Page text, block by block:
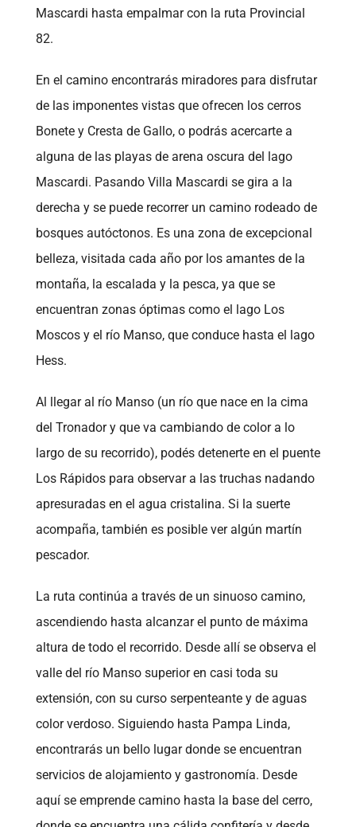
Mascardi hasta empalmar con la ruta Provincial
82.
En el camino encontrarás miradores para disfrutar
de las imponentes vistas que ofrecen los cerros
Bonete y Cresta de Gallo, o podrás acercarte a
alguna de las playas de arena oscura del lago
Mascardi. Pasando Villa Mascardi se gira a la
derecha y se puede recorrer un camino rodeado de
bosques autóctonos. Es una zona de excepcional
belleza, visitada cada año por los amantes de la
montaña, la escalada y la pesca, ya que se
encuentran zonas óptimas como el lago Los
Moscos y el río Manso, que conduce hasta el lago
Hess.
Al llegar al río Manso (un río que nace en la cima
del Tronador y que va cambiando de color a lo
largo de su recorrido), podés detenerte en el puente
Los Rápidos para observar a las truchas nadando
apresuradas en el agua cristalina. Si la suerte
acompaña, también es posible ver algún martín
pescador.
La ruta continúa a través de un sinuoso camino,
ascendiendo hasta alcanzar el punto de máxima
altura de todo el recorrido. Desde allí se observa el
valle del río Manso superior en casi toda su
extensión, con su curso serpenteante y de aguas
color verdoso. Siguiendo hasta Pampa Linda,
encontrarás un bello lugar donde se encuentran
servicios de alojamiento y gastronomía. Desde
aquí se emprende camino hasta la base del cerro,